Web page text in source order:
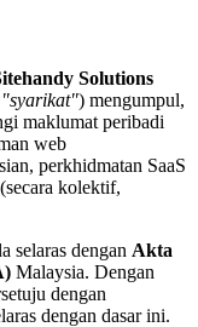
Solutions
"syarikat") mengumpul,
maklumat peribadi
web
perkhidmatan SaaS
kolektif,
selaras dengan Akta
Malaysia. Dengan
dengan
dengan dasar ini.